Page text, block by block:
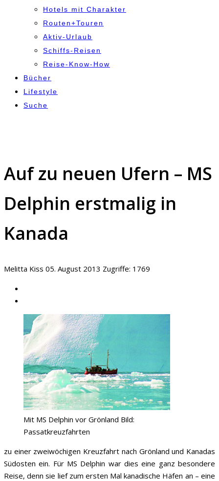
Hotels mit Charakter
Routen+Touren
Aktiv-Urlaub
Schiffs-Reisen
Reise-Know-How
Bücher
Lifestyle
Suche
Auf zu neuen Ufern – MS
Delphin erstmalig in
Kanada
Melitta Kiss 05. August 2013 Zugriffe: 1769
Mit MS Delphin vor Grönland Bild:
Passatkreuzfahrten
zu einer zweiwöchigen Kreuzfahrt nach Grönland und Kanadas
Südosten ein. Für MS Delphin war dies eine ganz besondere
Reise, denn sie lief zum ersten Mal kanadische Häfen an – eine